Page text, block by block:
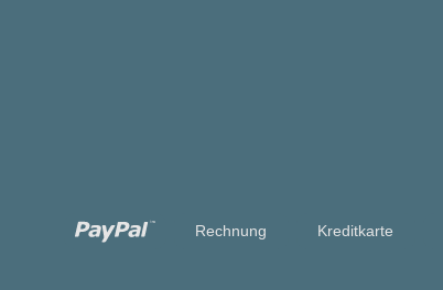
Rechnung Kreditkarte